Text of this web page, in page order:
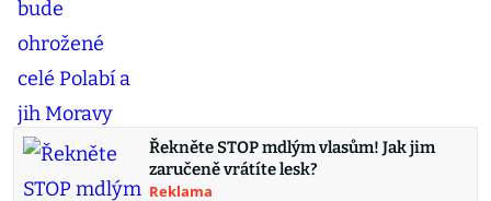
Řekněte STOP mdlým vlasům! Jak jim
zaručeně vrátíte lesk?
Reklama